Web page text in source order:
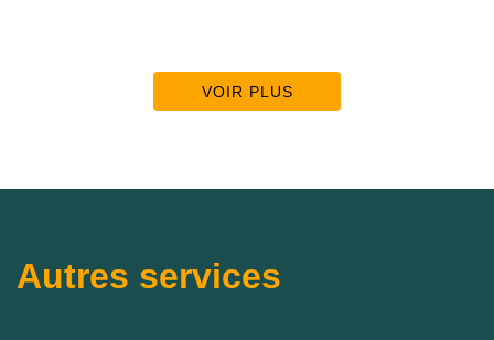
VOIR PLUS
Autres services